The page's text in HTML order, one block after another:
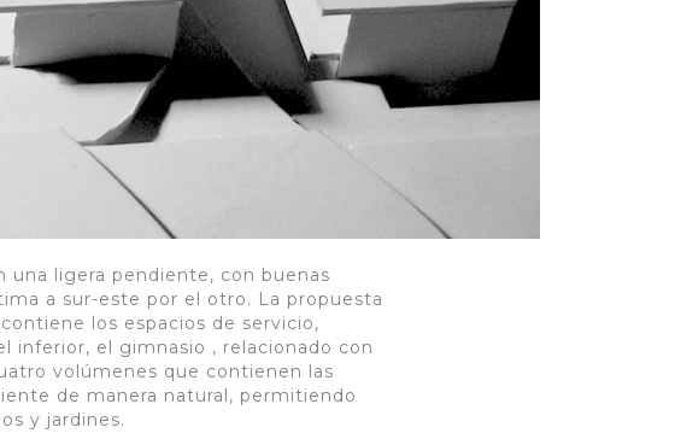
una ligera pendiente, con buenas
a sur-este por el otro. La propuesta
los espacios de servicio,
inferior, el gimnasio , relacionado con
volúmenes que contienen las
de manera natural, permitiendo
y jardines.